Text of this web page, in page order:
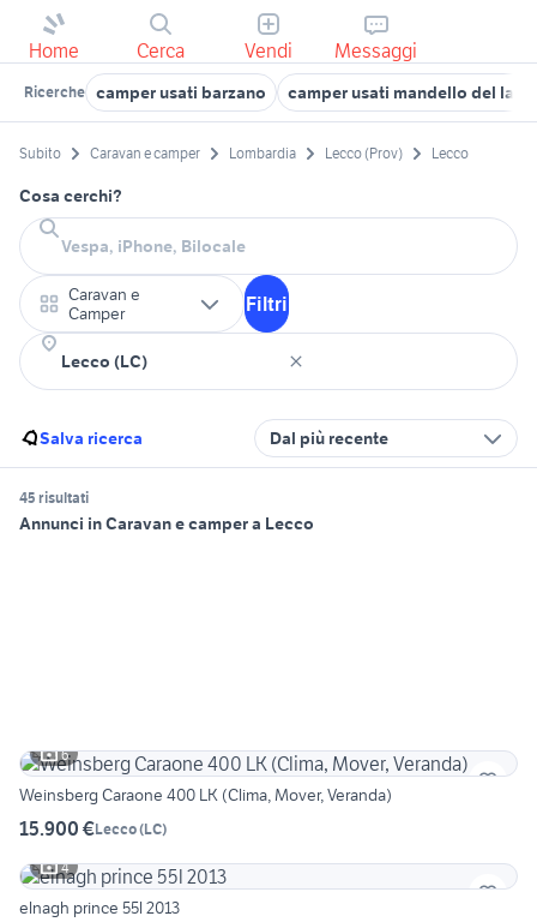
Home Cerca Vendi Messaggi
Ricerche camper usati barzano camper usati mandello del lario
Subito Caravan e camper Lombardia Lecco (Prov) Lecco
Cosa cerchi?
Caravan e
Camper
Filtri
Salva ricerca Dal più recente
45 risultati
Annunci in Caravan e camper a Lecco
6
Weinsberg Caraone 400 LK (Clima, Mover, Veranda)
15.900 €Lecco(LC)
4
elnagh prince 55l 2013